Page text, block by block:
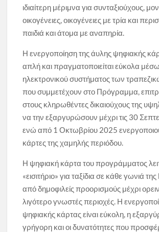
ιδιαίτερη μέριμνα για συνταξιούχους,
οικογένειες, οικογένειες με τρία και
παιδιά και άτομα με αναπηρία.
Η ενεργοποίηση της άυλης ψηφιακής
απλή και πραγματοποιείται εύκολα
ηλεκτρονικού συστήματος των
που συμμετέχουν στο Πρόγραμμα,
στους κληρωθέντες δικαιούχους της
να την εξαργυρώσουν μέχρι τις 30
ενώ από 1 Οκτωβρίου 2025
κάρτες της χαμηλής περιόδου.
Η ψηφιακή κάρτα του προγράμματος
«εισιτήριο» για ταξίδια σε κάθε γωνιά
από δημοφιλείς προορισμούς μέχρι
λιγότερο γνωστές περιοχές. Η
ψηφιακής κάρτας είναι εύκολη, η
γρήγορη και οι δυνατότητες που